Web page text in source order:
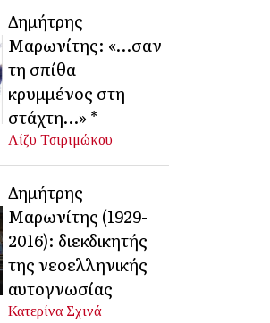
Δημήτρης
Μαρωνίτης: «…σαν
τη σπίθα
κρυμμένος στη
στάχτη…» *
Λίζυ Τσιριμώκου
Δημήτρης
Μαρωνίτης (1929-
2016): διεκδικητής
της νεοελληνικής
αυτογνωσίας
Κατερίνα Σχινά